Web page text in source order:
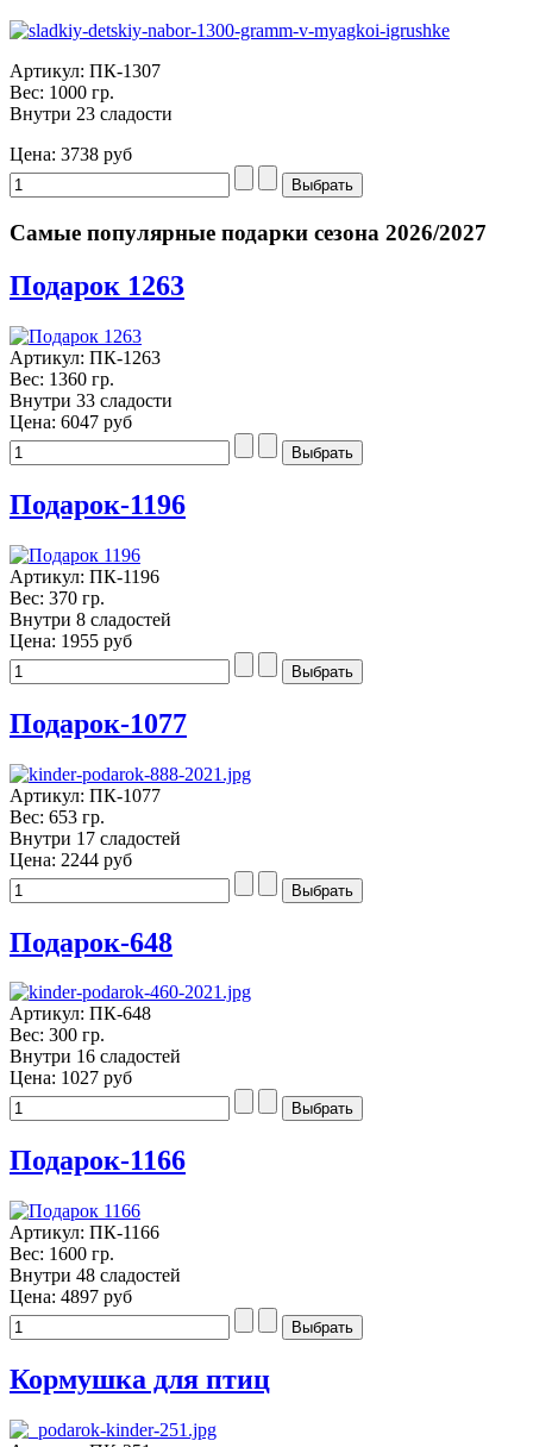
Артикул: ПК-1307
Вес: 1000 гр.
Внутри 23 сладости
Цена: 3738 руб
Самые популярные подарки сезона 2026/2027
Подарок 1263
Артикул: ПК-1263
Вес: 1360 гр.
Внутри 33 сладости
Цена: 6047 руб
Подарок-1196
Артикул: ПК-1196
Вес: 370 гр.
Внутри 8 сладостей
Цена: 1955 руб
Подарок-1077
Артикул: ПК-1077
Вес: 653 гр.
Внутри 17 сладостей
Цена: 2244 руб
Подарок-648
Артикул: ПК-648
Вес: 300 гр.
Внутри 16 сладостей
Цена: 1027 руб
Подарок-1166
Артикул: ПК-1166
Вес: 1600 гр.
Внутри 48 сладостей
Цена: 4897 руб
Кормушка для птиц